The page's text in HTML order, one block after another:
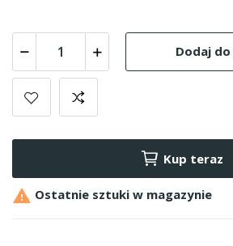
Dodaj
Kup teraz
 Ostatnie sztuki w magazynie